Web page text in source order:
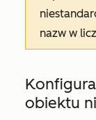
nazw w
obiektu